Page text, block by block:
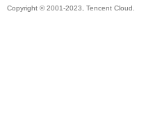
Copyright © 2001-2023, Tencent Cloud.